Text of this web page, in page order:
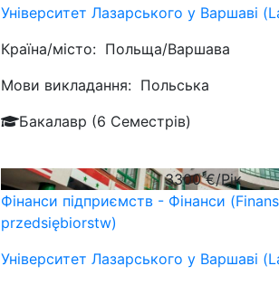
Університет Лазарського у Варшаві
Країна/місто: Польща/Варшава
Мови викладання: Польська
Бакалавр (6 Семестрів)
3300€/Рік
Фінанси підприємств - Фінанси
przedsiębiorstw)
Університет Лазарського у Варшаві